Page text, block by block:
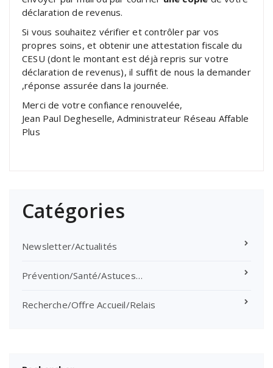
déclaration de revenus.
Si vous souhaitez vérifier et contrôler par vos
propres soins, et obtenir une attestation fiscale du
CESU (dont le montant est déjà repris sur votre
déclaration de revenus), il suffit de nous la demander
,réponse assurée dans la journée.
Merci de votre confiance renouvelée,
Jean Paul Degheselle, Administrateur Réseau Affable
Plus
Catégories
Newsletter/Actualités
Prévention/Santé/Astuces…
Recherche/Offre Accueil/Relais